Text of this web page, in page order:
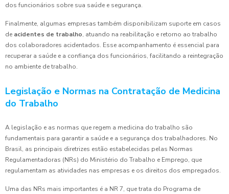
dos funcionários sobre sua saúde e segurança.
Finalmente, algumas empresas também disponibilizam suporte em casos
de acidentes de trabalho, atuando na reabilitação e retorno ao trabalho
dos colaboradores acidentados. Esse acompanhamento é essencial para
recuperar a saúde e a confiança dos funcionários, facilitando a reintegração
no ambiente de trabalho.
Legislação e Normas na Contratação de Medicina
do Trabalho
A legislação e as normas que regem a medicina do trabalho são
fundamentais para garantir a saúde e a segurança dos trabalhadores. No
Brasil, as principais diretrizes estão estabelecidas pelas Normas
Regulamentadoras (NRs) do Ministério do Trabalho e Emprego, que
regulamentam as atividades nas empresas e os direitos dos empregados.
Uma das NRs mais importantes é a NR 7, que trata do Programa de